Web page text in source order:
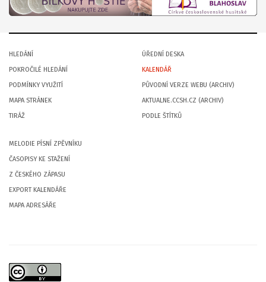
HLEDÁNÍ
POKROČILÉ HLEDÁNÍ
PODMÍNKY VYUŽITÍ
MAPA STRÁNEK
TIRÁŽ
ÚŘEDNÍ DESKA
KALENDÁŘ
PŮVODNÍ VERZE WEBU (ARCHIV)
AKTUALNE.CCSH.CZ (ARCHIV)
PODLE ŠTÍTKŮ
MELODIE PÍSNÍ ZPĚVNÍKU
ČASOPISY KE STAŽENÍ
Z ČESKÉHO ZÁPASU
EXPORT KALENDÁŘE
MAPA ADRESÁŘE